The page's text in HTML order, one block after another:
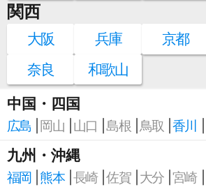
関西
大阪 兵庫 京都
奈良
和歌山
中国・四国
広島 岡山 山口 島根 鳥取 香川
九州・沖縄
福岡 熊本 長崎 佐賀 大分 宮崎